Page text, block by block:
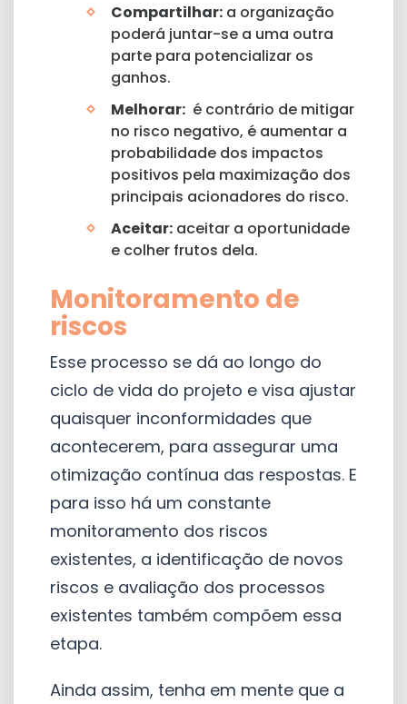
Compartilhar: a organização
poderá juntar-se a uma outra
parte para potencializar os
ganhos.
Melhorar: é contrário de mitigar
no risco negativo, é aumentar a
probabilidade dos impactos
positivos pela maximização dos
principais acionadores do risco.
Aceitar: aceitar a oportunidade
e colher frutos dela.
Monitoramento de
riscos
Esse processo se dá ao longo do
ciclo de vida do projeto e visa ajustar
quaisquer inconformidades que
acontecerem, para assegurar uma
otimização contínua das respostas. E
para isso há um constante
monitoramento dos riscos
existentes, a identificação de novos
riscos e avaliação dos processos
existentes também compõem essa
etapa.
Ainda assim, tenha em mente que a